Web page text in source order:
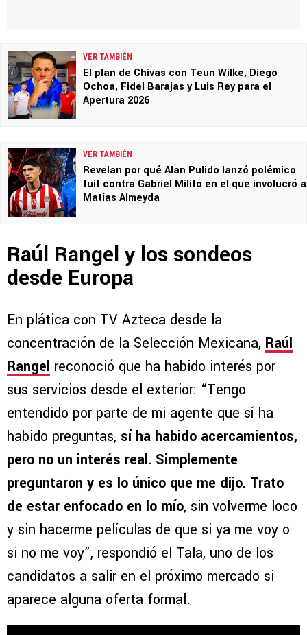
VER TAMBIÉN
El plan de Chivas con Teun Wilke, Diego
Ochoa, Fidel Barajas y Luis Rey para el
Apertura 2026
VER TAMBIÉN
Revelan por qué Alan Pulido lanzó polémico
tuit contra Gabriel Milito en el que involucró a
Matías Almeyda
Raúl Rangel y los sondeos
desde Europa
En plática con TV Azteca desde la
concentración de la Selección Mexicana, Raúl
Rangel reconoció que ha habido interés por
sus servicios desde el exterior: “Tengo
entendido por parte de mi agente que sí ha
habido preguntas, sí ha habido acercamientos,
pero no un interés real. Simplemente
preguntaron y es lo único que me dijo. Trato
de estar enfocado en lo mío, sin volverme loco
y sin hacerme películas de que si ya me voy o
si no me voy”, respondió el Tala, uno de los
candidatos a salir en el próximo mercado si
aparece alguna oferta formal.